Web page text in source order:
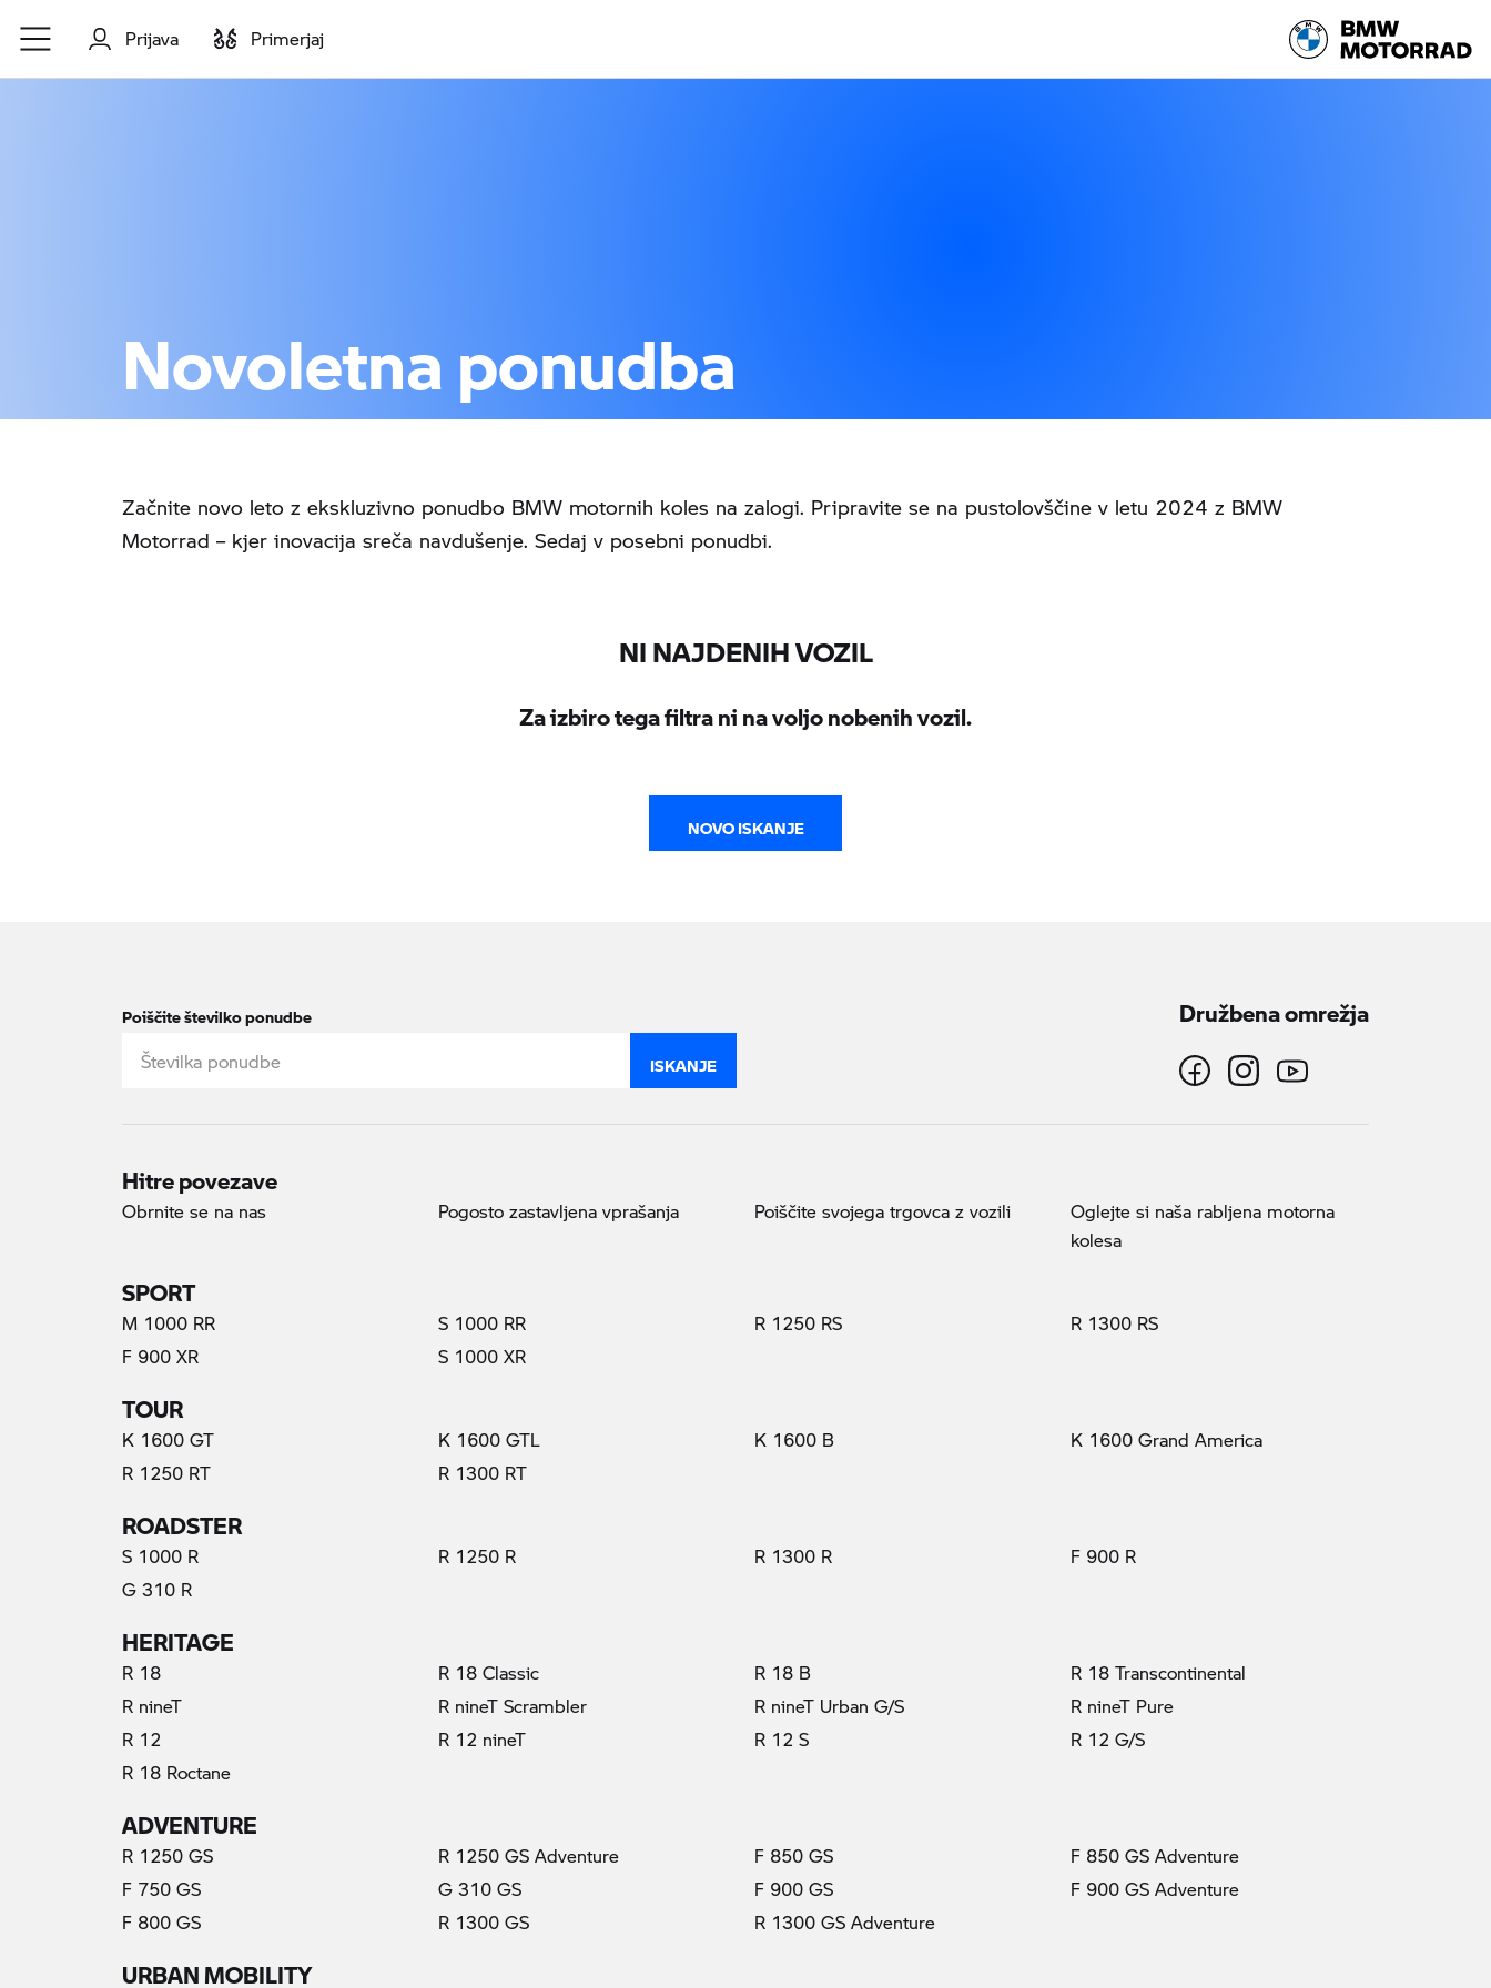
Preskoči na glavno vsebino
Prijava Primerjaj
Novoletna ponudba
Začnite novo leto z ekskluzivno ponudbo BMW motornih koles na zalogi. Pripravite se na pustolovščine v letu 2024 z BMW
Motorrad – kjer inovacija sreča navdušenje. Sedaj v posebni ponudbi.
NI NAJDENIH VOZIL
Za izbiro tega filtra ni na voljo nobenih vozil.
NOVO ISKANJE
Poiščite številko ponudbe
ISKANJE
Družbena omrežja
Hitre povezave
Obrnite se na nas Pogosto zastavljena vprašanja Poiščite svojega trgovca z vozili
Oglejte si naša rabljena motorna
kolesa
SPORT
M 1000 RR S 1000 RR R 1250 RS
R 1300 RS
F 900 XR
S 1000 XR
TOUR
K 1600 GT K 1600 GTL K 1600 B
K 1600 Grand America
R 1250 RT
R 1300 RT
ROADSTER
S 1000 R R 1250 R R 1300 R
F 900 R
G 310 R
HERITAGE
R 18 R 18 Classic R 18 B
R 18 Transcontinental
R nineT
R nineT Scrambler R nineT Urban G/S
R nineT Pure
R 12
R 12 nineT R 12 S
R 12 G/S
R 18 Roctane
ADVENTURE
R 1250 GS R 1250 GS Adventure F 850 GS
F 850 GS Adventure
F 750 GS
G 310 GS F 900 GS
F 900 GS Adventure
F 800 GS
R 1300 GS R 1300 GS Adventure
URBAN MOBILITY